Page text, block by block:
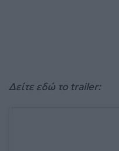
Δείτε εδώ το trailer: